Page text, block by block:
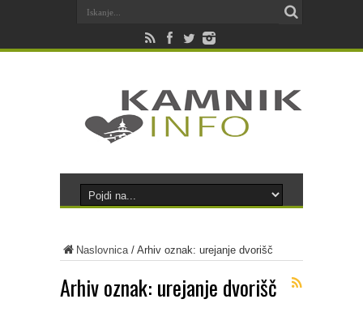
Naslovnica/ Arhiv oznak: urejanje dvorišč
Arhiv oznak: urejanje dvorišč